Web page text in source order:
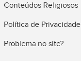
Conteúdos Religiosos
Política de Privacidade
Problema no site?